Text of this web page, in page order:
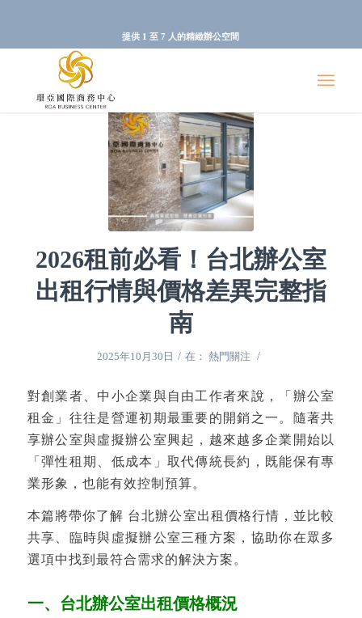
提供 1 至 7 人的精緻辦公空間
2026租前必看！台北辦公室
出租行情與價格差異完整指
南
2025年10月30日 / 在：熱門關注 /
對創業者、中小企業與自由工作者來說，「辦公室
租金」往往是營運初期最重要的開銷之一。隨著共
享辦公室與虛擬辦公室興起，越來越多企業開始以
「彈性租期、低成本」取代傳統長約，既能保有專
業形象，也能有效控制預算。
本篇將帶你了解 台北辦公室出租價格行情，並比較
共享、臨時與虛擬辦公室三種方案，協助你在眾多
選項中找到最符合需求的解決方案。
一、台北辦公室出租價格概況